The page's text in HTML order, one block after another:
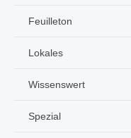
Feuilleton
Lokales
Wissenswert
Spezial